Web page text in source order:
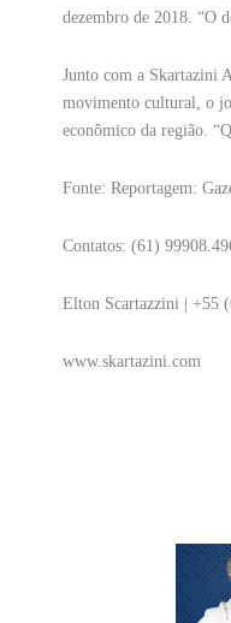
dezembro de 2018. “O
Junto com a Skartazini
movimento cultural, o
econômico da região.
Fonte: Reportagem:
Contatos: (61)
Elton Scartazzini | +55
www.skartazini.com